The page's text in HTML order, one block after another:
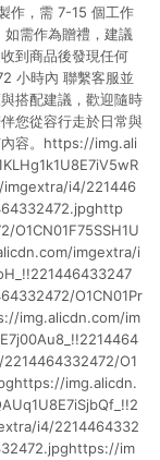
作，需 7-15 個工作
需作為贈禮，建議
到商品後發現任何
小時內 聯繫客服並
搭配建議，歡迎隨時
您從容行走於日常與
內容。https://img.ali
i4/221446
imgextra/i
O1CN01Pr
img.alicdn.com/im
O1
img.alicdn.
i4/2214464332
im